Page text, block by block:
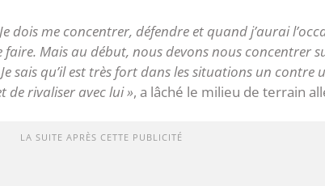
dois me concentrer, défendre et quand j’aurai
faire. Mais au début, nous devons nous concentrer
sais qu’il est très fort dans les situations un contre
de rivaliser avec lui », a lâché le milieu de terrain
LA SUITE APRÈS CETTE PUBLICITÉ